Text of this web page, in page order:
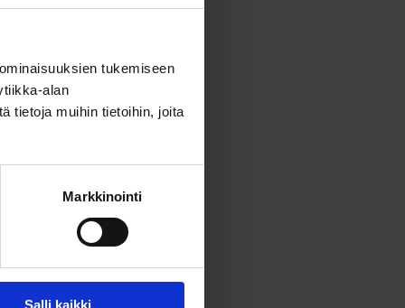
tukemiseen
alan
tietoja muihin tietoihin, joita
Markkinointi
Salli kaikki